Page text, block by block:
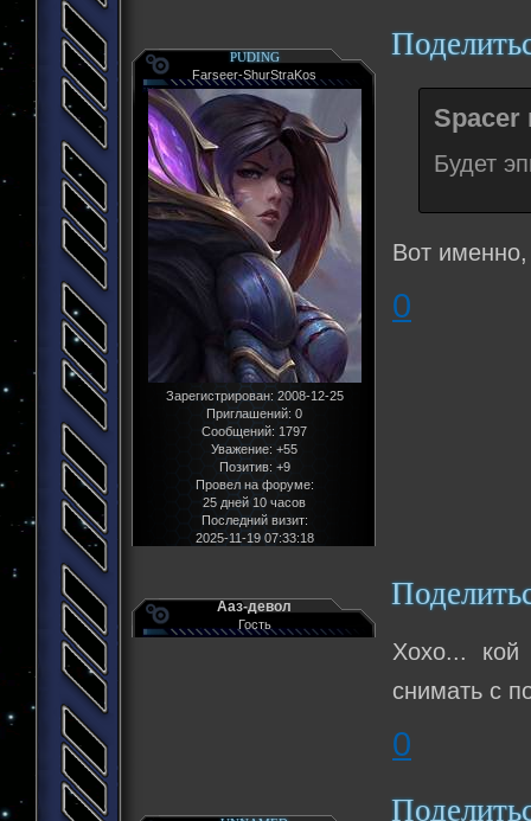
PUDING
Farseer-ShurStraKos
Зарегистрирован: 2008-12-25
Приглашений: 0
Сообщений: 1797
Уважение: +55
Позитив: +9
Провел на форуме:
25 дней 10 часов
Последний визит:
2025-11-19 07:33:18
Spacer
Будет
Вот
0
Ааз-девол
Гость
Хохо... кой
снимать с
0